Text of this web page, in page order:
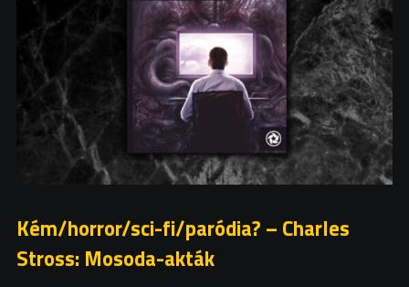
Kém/horror/sci-fi/paródia? – Charles
Stross: Mosoda-akták